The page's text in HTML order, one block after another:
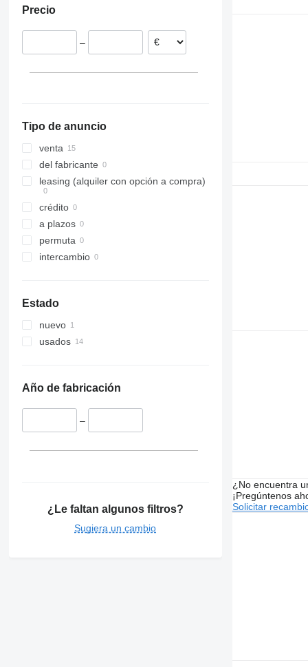
T-series
Lituania
Precio
–
Tipo de anuncio
venta
del fabricante
leasing (alquiler con opción a compra)
crédito
a plazos
permuta
intercambio
Estado
nuevo
usados
Año de fabricación
–
¿Le faltan algunos filtros?
Sugiera un cambio
¿No encuentra
¡Pregúntenos
Solicitar